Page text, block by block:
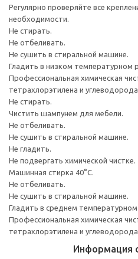
Регулярно проверяйте все
необходимости.
Не стирать.
Не отбеливать.
Не сушить в стиральной машине.
Гладить в низком температурном
Профессиональная химическая
тетрахлорэтилена и
Не стирать.
Чистить шампунем для мебели.
Не отбеливать.
Не сушить в стиральной машине.
Не гладить.
Не подвергать химической чистке.
Машинная стирка 40°С.
Не отбеливать.
Не сушить в стиральной машине.
Гладить в среднем
Профессиональная химическая
тетрахлорэтилена и
Информация